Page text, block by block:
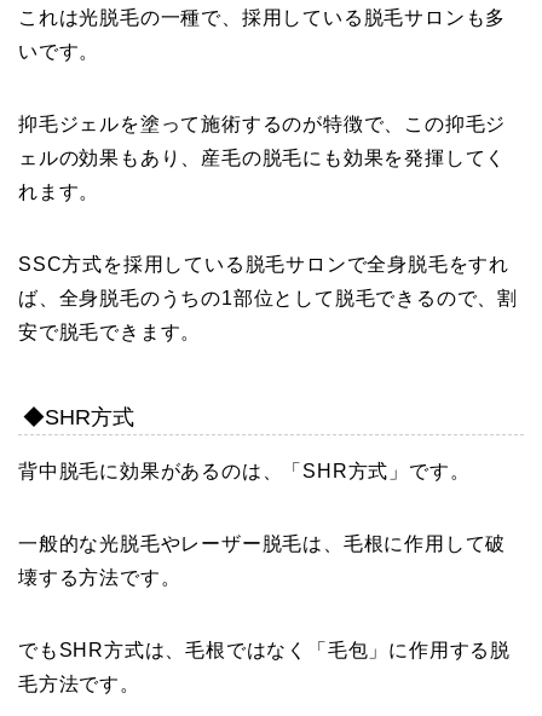
これは光脱毛の一種で、採用している脱毛サロンも多
いです。
抑毛ジェルを塗って施術するのが特徴で、この抑毛ジ
ェルの効果もあり、産毛の脱毛にも効果を発揮してく
れます。
SSC方式を採用している脱毛サロンで全身脱毛をすれ
ば、全身脱毛のうちの1部位として脱毛できるので、割
安で脱毛できます。
◆SHR方式
背中脱毛に効果があるのは、「SHR方式」です。
一般的な光脱毛やレーザー脱毛は、毛根に作用して破
壊する方法です。
でもSHR方式は、毛根ではなく「毛包」に作用する脱
毛方法です。